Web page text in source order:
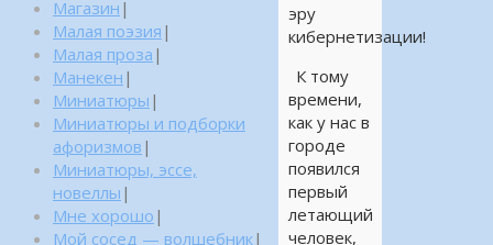
эру
кибернетизации!
К тому
времени,
как у нас в
городе
появился
первый
летающий
человек,
Магазин |
Малая поэзия |
Малая проза |
Манекен |
Миниатюры |
Миниатюры и подборки
афоризмов |
Миниатюры, эссе,
новеллы |
Мне хорошо |
Мой сосед — волшебник|